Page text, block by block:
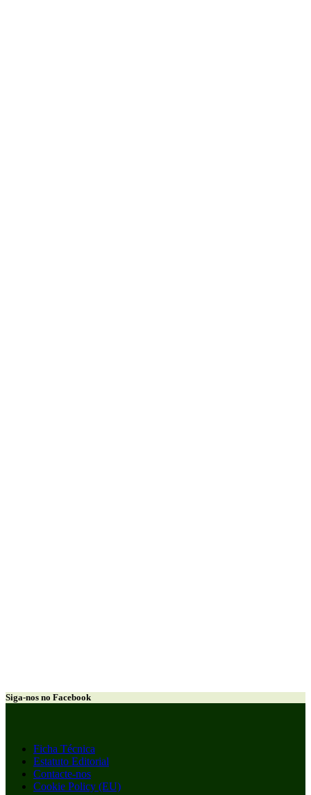
Siga-nos no Facebook
Ficha Técnica
Estatuto Editorial
Contacte-nos
Cookie Policy (EU)